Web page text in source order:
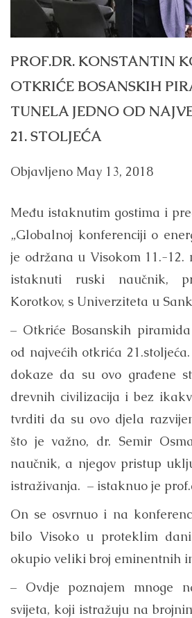
PROF.DR. KONSTANTIN
OTKRIĆE BOSANSKIH
TUNELA JEDNO OD
21. STOLJEĆA
Objavljeno May 13, 2018
Među istaknutim gostima i
„Globalnoj konferenciji o
je održana u Visokom 11.-12.
istaknuti ruski naučnik,
Korotkov, s Univerziteta u
– Otkriće Bosanskih
od najvećih otkrića
dokaze da su ovo građene
drevnih civilizacija i bez
tvrditi da su ovo djela
što je važno, dr. Semir
naučnik, a njegov pristup
istraživanja. – istaknuo je
On se osvrnuo i na
bilo Visoko u proteklim
okupio veliki broj eminentnih
– Ovdje poznajem mnoge
svijeta, koji istražuju na